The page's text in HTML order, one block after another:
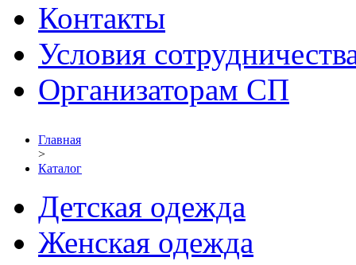
Контакты
Условия
Организаторам СП
Главная
>
Каталог
Детская одежда
Женская одежда